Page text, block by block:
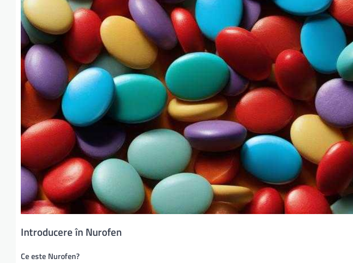
Introducere în Nurofen
Ce este Nurofen?